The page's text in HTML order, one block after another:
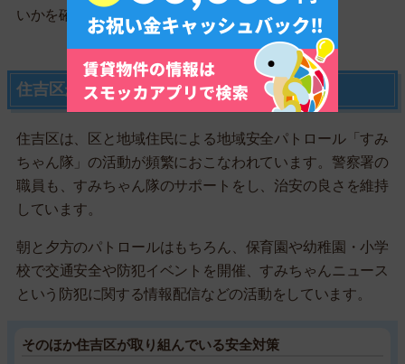
いかを確認しましょう。
住吉区が取り組んでいる安全対策は？
住吉区は、区と地域住民による地域安全パトロール「すみ
ちゃん隊」の活動が頻繁におこなわれています。警察署の
職員も、すみちゃん隊のサポートをし、治安の良さを維持
しています。
朝と夕方のパトロールはもちろん、保育園や幼稚園・小学
校で交通安全や防犯イベントを開催、すみちゃんニュース
という防犯に関する情報配信などの活動をしています。
そのほか住吉区が取り組んでいる安全対策